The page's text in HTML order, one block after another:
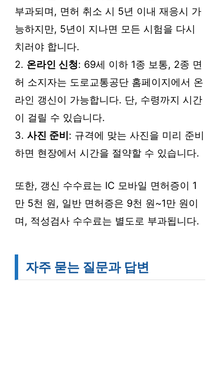
부과되며, 면허 취소 시 5년 이내 재응시 가
능하지만, 5년이 지나면 모든 시험을 다시
치러야 합니다.
2. 온라인 신청: 69세 이하 1종 보통, 2종 면
허 소지자는 도로교통공단 홈페이지에서 온
라인 갱신이 가능합니다. 단, 수령까지 시간
이 걸릴 수 있습니다.
3. 사진 준비: 규격에 맞는 사진을 미리 준비
하면 현장에서 시간을 절약할 수 있습니다.
또한, 갱신 수수료는 IC 모바일 면허증이 1
만 5천 원, 일반 면허증은 9천 원~1만 원이
며, 적성검사 수수료는 별도로 부과됩니다.
자주 묻는 질문과 답변